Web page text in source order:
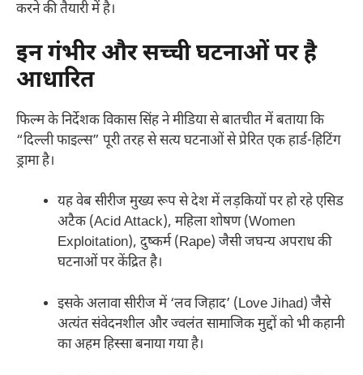
करने की तैयारी में है।
इन गंभीर और सच्ची घटनाओं पर है
आधारित
फिल्म के निर्देशक विकास सिंह ने मीडिया से बातचीत में बताया कि
“दिल्ली फाइल्स” पूरी तरह से सत्य घटनाओं से प्रेरित एक हार्ड-हिटिंग
ड्रामा है।
यह वेब सीरीज मुख्य रूप से देश में लड़कियों पर हो रहे एसिड
अटैक (Acid Attack), महिला शोषण (Women
Exploitation), दुष्कर्म (Rape) जैसी जघन्य अपराध की
घटनाओं पर केंद्रित है।
इसके अलावा सीरीज में ‘लव जिहाद’ (Love Jihad) जैसे
अत्यंत संवेदनशील और ज्वलंत सामाजिक मुद्दों को भी कहानी
का अहम हिस्सा बनाया गया है।